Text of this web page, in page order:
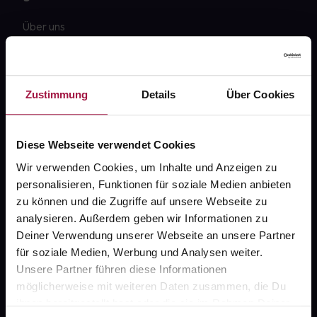
Zustimmung Details Über Cookies
Diese Webseite verwendet Cookies
Wir verwenden Cookies, um Inhalte und Anzeigen zu
personalisieren, Funktionen für soziale Medien anbieten
zu können und die Zugriffe auf unsere Webseite zu
analysieren. Außerdem geben wir Informationen zu
Deiner Verwendung unserer Webseite an unsere Partner
für soziale Medien, Werbung und Analysen weiter.
Unsere Partner führen diese Informationen
möglicherweise mit weiteren Daten zusammen, die Du
ihnen bereitgestellt hast oder die sie im Rahmen Deiner
Über uns
Newsletter
Sanitätshäuser
AGB
Impressum